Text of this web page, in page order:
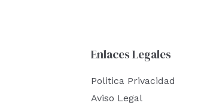
Enlaces Legales
Politica Privacidad
Aviso Legal